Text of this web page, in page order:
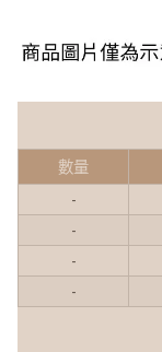
數量
-
-
-
-